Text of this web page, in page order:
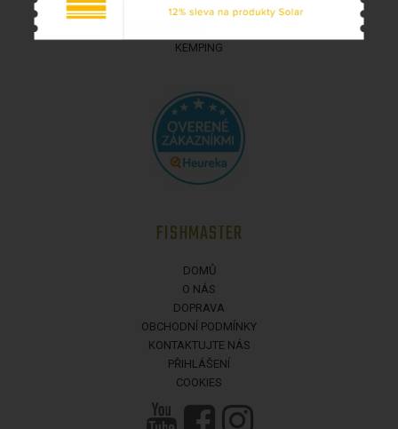
OCHRANA OSOBNÍCH ÚDAJŮ
KEMPING
FISHMASTER
DOMŮ
O NÁS
DOPRAVA
OBCHODNÍ PODMÍNKY
KONTAKTUJTE NÁS
PŘIHLÁŠENÍ
COOKIES